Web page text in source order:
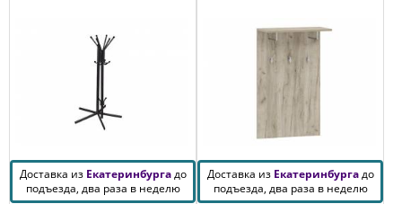
Доставка из Екатеринбургадо
подъезда, два раза в неделю
Доставка из Екатеринбургадо
подъезда, два раза в неделю